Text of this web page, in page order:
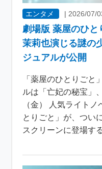
エンタメ | 2026/07/
劇場版 薬屋のひ
茉莉也演じる謎の
ジュアルが公開
「薬屋のひとりご
ルは「亡妃の秘宝」
（金） 人気ライト
とりごと」が、つい
スクリーンに登場す